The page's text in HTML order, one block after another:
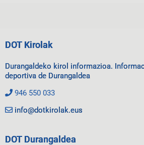
DOT Kirolak
Durangaldeko kirol informazioa.
deportiva de Durangaldea
946 550 033
info@dotkirolak.eus
DOT Durangaldea